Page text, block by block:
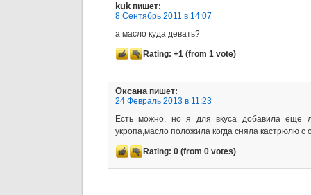
kuk пишет:
8 Сентябрь 2011 в 14:07
а масло куда девать?
Rating: +1 (from 1 vote)
Оксана пишет:
24 Февраль 2013 в 11:23
Есть можно, но я для вкуса добавила еще
укропа,масло положила когда сняла кастрюлю с
Rating: 0 (from 0 votes)